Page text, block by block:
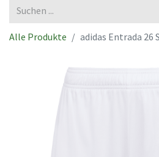
Alle Produkte adidas Entrada 26